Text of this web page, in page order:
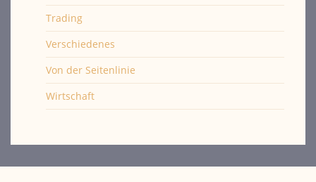
Trading
Verschiedenes
Von der Seitenlinie
Wirtschaft